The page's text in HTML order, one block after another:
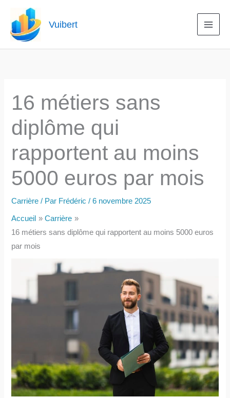
contenu
Vuibert
16 métiers sans
diplôme qui
rapportent au moins
5000 euros par mois
Carrière / Par Frédéric/6 novembre 2025
Accueil
Carrière
16 métiers sans diplôme qui rapportent au moins 5000 euros
par mois